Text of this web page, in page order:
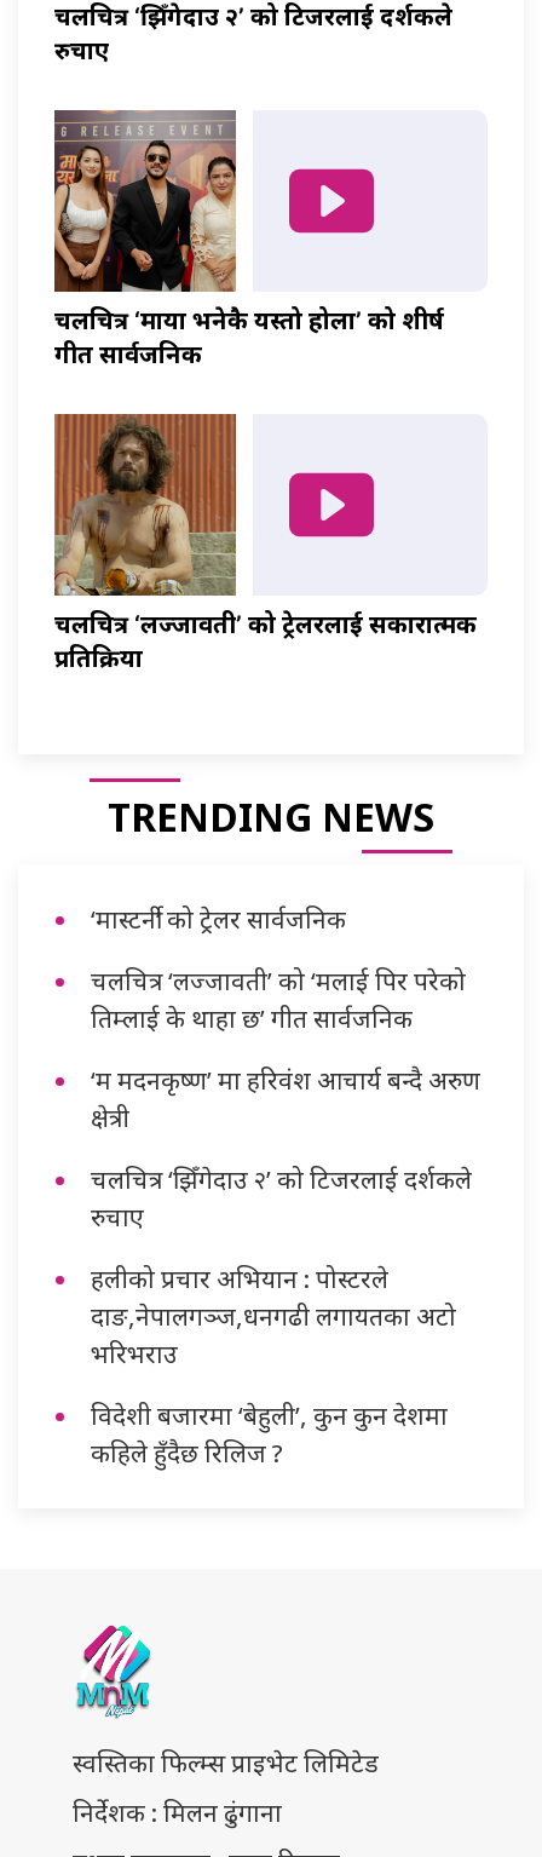
चलचित्र ‘झिँगेदाउ २’ को टिजरलाई दर्शकले
रुचाए
चलचित्र ‘माया भनेकै यस्तो होला’ को शीर्ष
गीत सार्वजनिक
चलचित्र ‘लज्जावती’ को ट्रेलरलाई सकारात्मक
प्रतिक्रिया
TRENDING NEWS
‘मास्टर्नी’ को ट्रेलर सार्वजनिक
चलचित्र ‘लज्जावती’ को ‘मलाई पिर परेको
तिम्लाई के थाहा छ’ गीत सार्वजनिक
‘म मदनकृष्ण’ मा हरिवंश आचार्य बन्दै अरुण
क्षेत्री
चलचित्र ‘झिँगेदाउ २’ को टिजरलाई दर्शकले
रुचाए
हलीको प्रचार अभियान : पोस्टरले
दाङ,नेपालगञ्ज,धनगढी लगायतका अटो
भरिभराउ
विदेशी बजारमा ‘बेहुली’, कुन कुन देशमा
कहिले हुँदैछ रिलिज ?
स्वस्तिका फिल्म्स प्राइभेट लिमिटेड
निर्देशक : मिलन ढुंगाना